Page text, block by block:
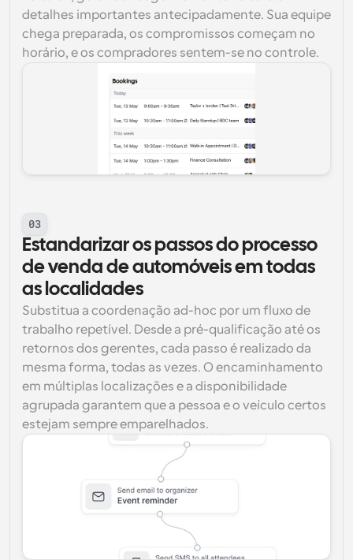
detalhes importantes antecipadamente. Sua equipe
chega preparada, os compromissos começam no
horário, e os compradores sentem-se no controle.
03
Estandarizar os passos do processo
de venda de automóveis em todas
as localidades
Substitua a coordenação ad-hoc por um fluxo de
trabalho repetível. Desde a pré-qualificação até os
retornos dos gerentes, cada passo é realizado da
mesma forma, todas as vezes. O encaminhamento
em múltiplas localizações e a disponibilidade
agrupada garantem que a pessoa e o veículo certos
estejam sempre emparelhados.